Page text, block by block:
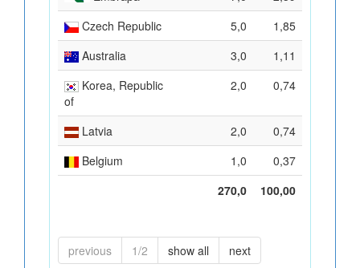
Czech Republic
5,0
1,85
Australia
3,0
1,11
Korea, Republic
of
2,0 0,74
Latvia 2,0
0,74
Belgium
1,0
0,37
270,0
100,00
previous 1/2 show all next